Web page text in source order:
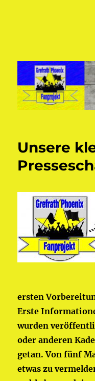
Unsere
ersten
Erste
wurden
oder anderen
getan. Von fünf
etwas zu